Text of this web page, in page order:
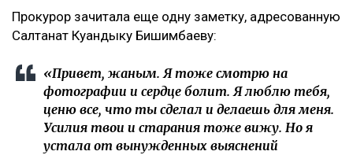
Прокурор зачитала еще одну заметку, адресованную
Салтанат Куандыку Бишимбаеву:
«Привет, жаным. Я тоже смотрю на
фотографии и сердце болит. Я люблю тебя,
ценю все, что ты сделал и делаешь для меня.
Усилия твои и старания тоже вижу. Но я
устала от вынужденных выяснений